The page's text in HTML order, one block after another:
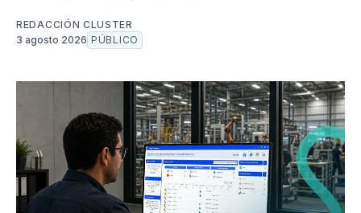
REDACCIÓN CLUSTER
3 agosto 2026 PÚBLICO